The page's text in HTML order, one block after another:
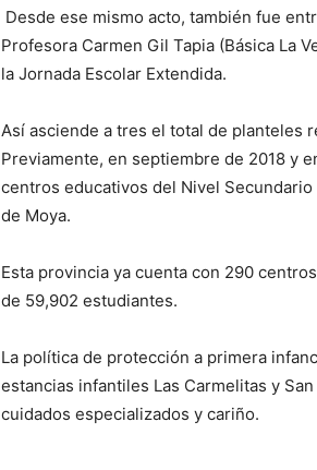
Desde ese mismo acto, también fue
Profesora Carmen Gil Tapia (Básica La
la Jornada Escolar Extendida.
Así asciende a tres el total de planteles
Previamente, en septiembre de 2018 y
centros educativos del Nivel
de Moya.
Esta provincia ya cuenta con 290
de 59,902 estudiantes.
La política de protección a primera
estancias infantiles Las Carmelitas y
cuidados especializados y cariño.